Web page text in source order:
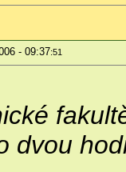
- 09:37:51
dvou